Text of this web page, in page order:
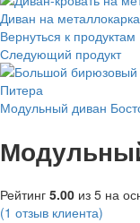
Диван на
Вернуться к продуктам
Следующий продукт
Модульный диван
Рейтинг 5.00 из 5 на
(1 отзыв клиента)